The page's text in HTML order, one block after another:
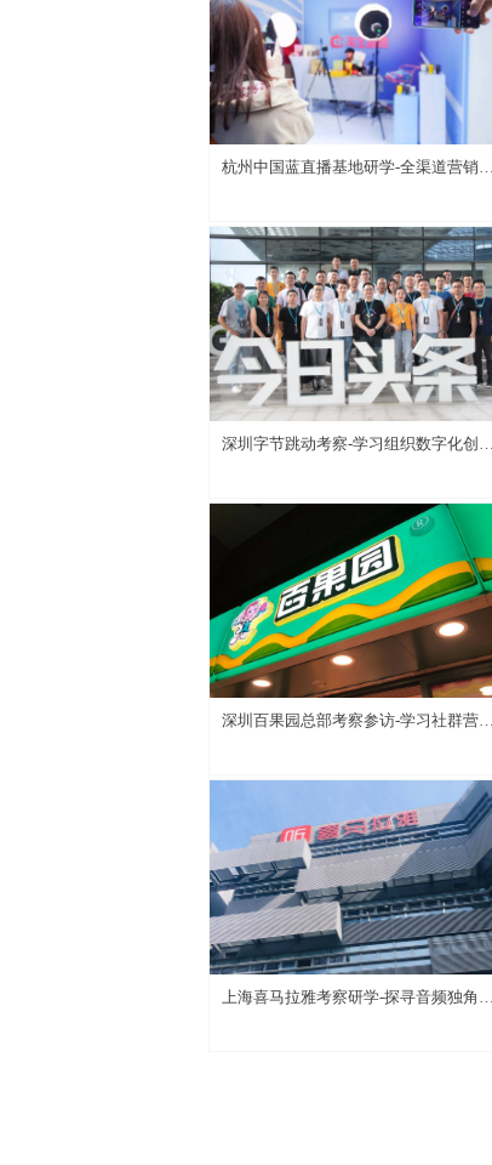
杭州中国蓝直播基地研学-全渠道营销战
深圳字节跳动考察-学习组织数字化创新
深圳百果园总部考察参访-学习社群营销
上海喜马拉雅考察研学-探寻音频独角兽